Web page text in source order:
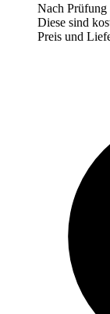
Nach Prüfung
Diese sind
Preis und